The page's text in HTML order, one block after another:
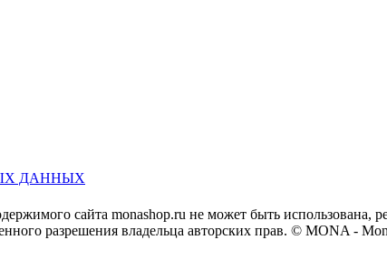
ДАННЫХ
сайта monashop.ru не может быть
разрешения владельца авторских прав. © MONA -